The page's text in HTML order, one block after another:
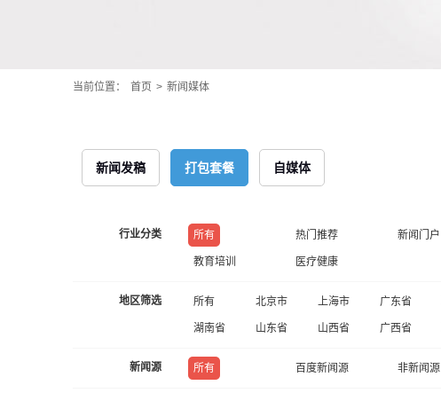
当前位置： 首页 > 新闻媒体
新闻发稿 打包套餐 自媒体
行业分类 所有 热门推荐 新闻门户
教育培训 医疗健康
地区筛选 所有 北京市 上海市 广东省
湖南省 山东省 山西省 广西省
新闻源 所有 百度新闻源 非新闻源